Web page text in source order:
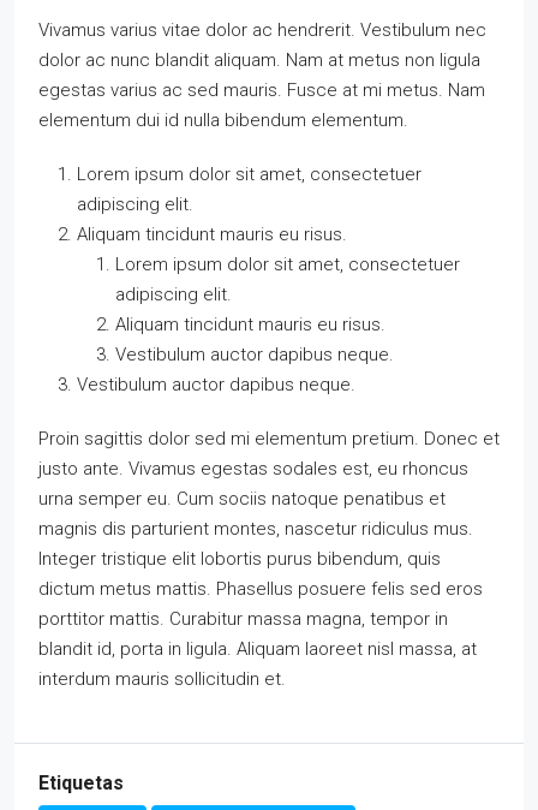
Vivamus varius vitae dolor ac hendrerit. Vestibulum nec
dolor ac nunc blandit aliquam. Nam at metus non ligula
egestas varius ac sed mauris. Fusce at mi metus. Nam
elementum dui id nulla bibendum elementum.
Lorem ipsum dolor sit amet, consectetuer
adipiscing elit.
Aliquam tincidunt mauris eu risus.
Lorem ipsum dolor sit amet, consectetuer
adipiscing elit.
Aliquam tincidunt mauris eu risus.
Vestibulum auctor dapibus neque.
Vestibulum auctor dapibus neque.
Proin sagittis dolor sed mi elementum pretium. Donec et
justo ante. Vivamus egestas sodales est, eu rhoncus
urna semper eu. Cum sociis natoque penatibus et
magnis dis parturient montes, nascetur ridiculus mus.
Integer tristique elit lobortis purus bibendum, quis
dictum metus mattis. Phasellus posuere felis sed eros
porttitor mattis. Curabitur massa magna, tempor in
blandit id, porta in ligula. Aliquam laoreet nisl massa, at
interdum mauris sollicitudin et.
Etiquetas